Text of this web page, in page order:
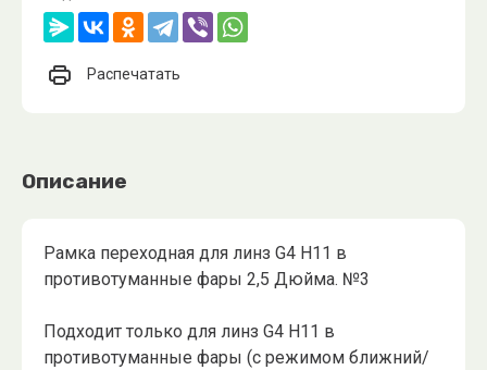
Распечатать
Описание
Рамка переходная для линз G4 H11 в
противотуманные фары 2,5 Дюйма. №3
Подходит только для линз G4 H11 в
противотуманные фары (с режимом ближний/